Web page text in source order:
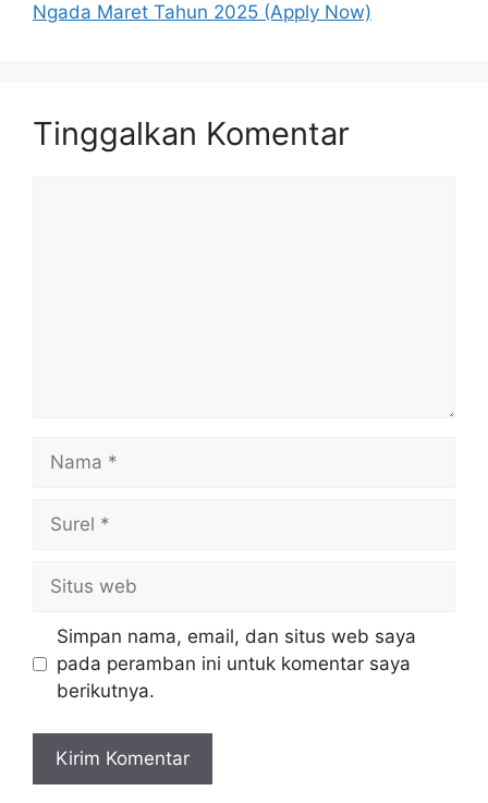
Ngada Maret Tahun 2025 (Apply Now)
Tinggalkan Komentar
Nama
Surel
Situs
web
Simpan nama, email, dan situs web saya
pada peramban ini untuk komentar saya
berikutnya.